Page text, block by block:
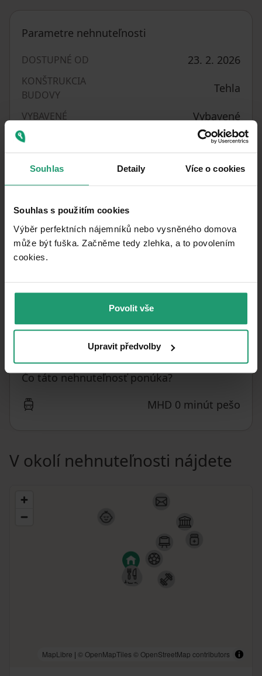
Souhlas Detaily Více o cookies
Souhlas s použitím cookies
Výběr perfektních nájemníků nebo vysněného domova
může být fuška. Začněme tedy zlehka, a to povolením
cookies.​
Povolit vše
Upravit předvolby
Parametre nehnuteľnosti
DOSTUPNÉ OD 23. 2. 2026
KONŠTRUKCIA
BUDOVY
Tehla
VYBAVENÉ Vybavené
ČÍSLO INZERÁTU 670896
PENB
D - Menej
ÚŽITKOVÁ PLOCHA
STAV Veľmi dobrý
DISPOZÍCIA
UMIESTNENIE Tichá lokalita
CENA ZA JEDNOTKU 500 CZK
Čo táto nehnuteľnosť ponúka?
MHD 0 minút pešo
V okolí nehnuteľnosti nájdete
MapLibre | © OpenMapTiles © OpenStreetMap contributors